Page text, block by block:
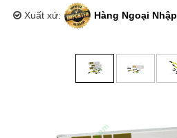
Xuất xứ: Hàng Ngoại Nhập